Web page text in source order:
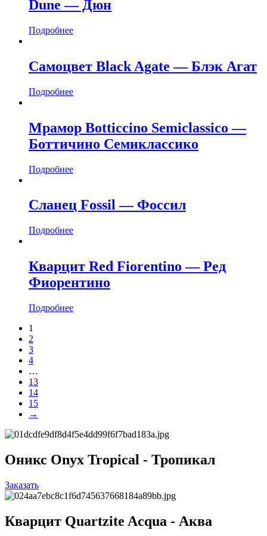
Dune — Дюн
Подробнее
Самоцвет Black Agate — Блэк Агат
Подробнее
Мрамор Botticcino Semiclassico —
Боттичино Семиклассико
Подробнее
Сланец Fossil — Фоссил
Подробнее
Кварцит Red Fiorentino — Ред
Фиорентино
Подробнее
1
2
3
4
…
13
14
15
→
Оникс Onyx Tropical - Тропикал
Заказать
Кварцит Quartzite Acqua - Аква